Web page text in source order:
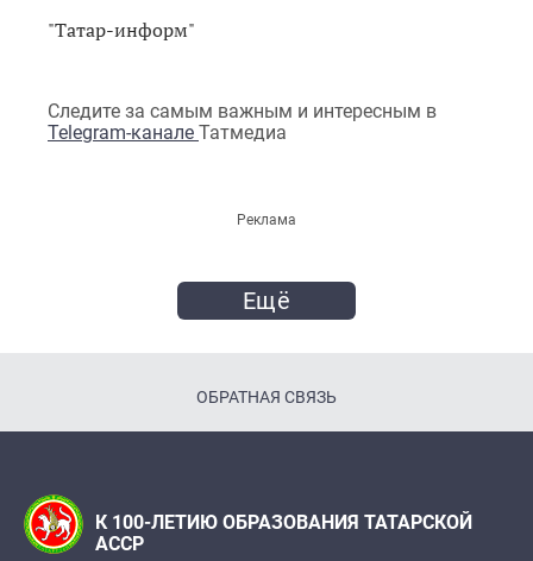
"Татар-информ"
Следите за самым важным и интересным в
Telegram-канале Татмедиа
Реклама
Ещё
ОБРАТНАЯ СВЯЗЬ
К 100-ЛЕТИЮ ОБРАЗОВАНИЯ ТАТАРСКОЙ
АССР